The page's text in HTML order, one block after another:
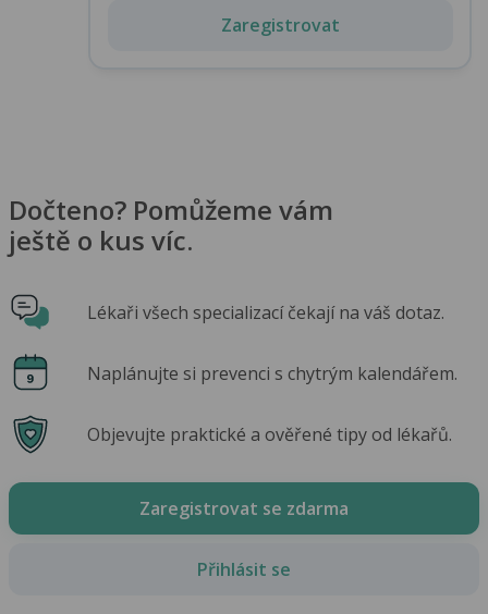
Zaregistrovat
Dočteno? Pomůžeme vám
ještě o kus víc.
Lékaři všech specializací čekají na váš dotaz.
Naplánujte si prevenci s chytrým kalendářem.
Objevujte praktické a ověřené tipy od lékařů.
Zaregistrovat se zdarma
Přihlásit se